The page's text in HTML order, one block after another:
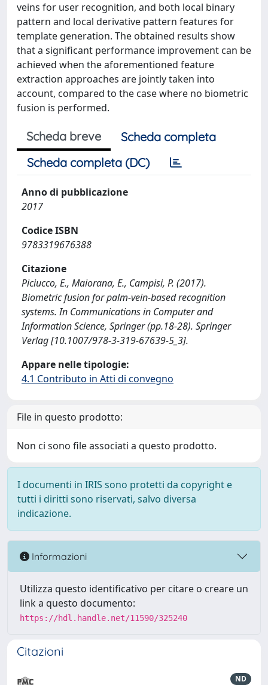
veins for user recognition, and both local binary
pattern and local derivative pattern features for
template generation. The obtained results show
that a significant performance improvement can be
achieved when the aforementioned feature
extraction approaches are jointly taken into
account, compared to the case where no biometric
fusion is performed.
Scheda breve
Scheda completa
Scheda completa (DC)
Anno di pubblicazione
2017
Codice ISBN
9783319676388
Citazione
Piciucco, E., Maiorana, E., Campisi, P. (2017).
Biometric fusion for palm-vein-based recognition
systems. In Communications in Computer and
Information Science, Springer (pp.18-28). Springer
Verlag [10.1007/978-3-319-67639-5_3].
Appare nelle tipologie:
4.1 Contributo in Atti di convegno
File in questo prodotto:
Non ci sono file associati a questo prodotto.
I documenti in IRIS sono protetti da copyright e
tutti i diritti sono riservati, salvo diversa
indicazione.
Informazioni
Utilizza questo identificativo per citare o creare un
link a questo documento:
https://hdl.handle.net/11590/325240
Citazioni
ND